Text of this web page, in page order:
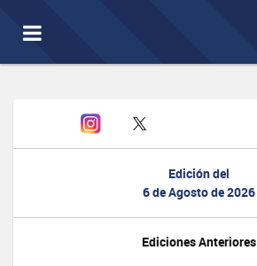
Toggle
navigation
Edición del
6 de Agosto de 2026
Ediciones Anteriores